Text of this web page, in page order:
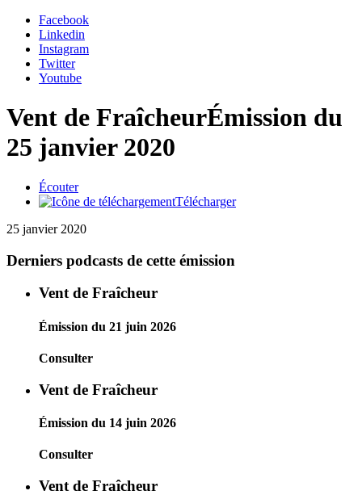
Facebook
Linkedin
Instagram
Twitter
Youtube
Vent de FraîcheurÉmission du
25 janvier 2020
Écouter
Télécharger
25 janvier 2020
Derniers podcasts de cette émission
Vent de Fraîcheur
Émission du 21 juin 2026
Consulter
Vent de Fraîcheur
Émission du 14 juin 2026
Consulter
Vent de Fraîcheur